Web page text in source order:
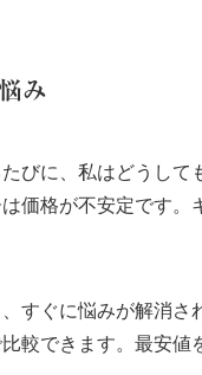
み
びに、私はどうして
価格が不安定です
すぐに悩みが解消さ
較できます。最安値